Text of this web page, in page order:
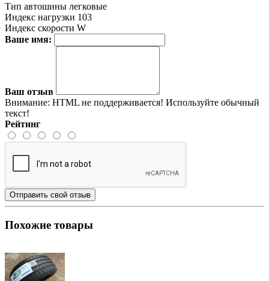
Тип автошины легковые
Индекс нагрузки 103
Индекс скорости W
Ваше имя:
Ваш отзыв
Внимание: HTML не поддерживается! Используйте обычный
текст!
Рейтинг
Отправить свой отзыв
Похожие товары